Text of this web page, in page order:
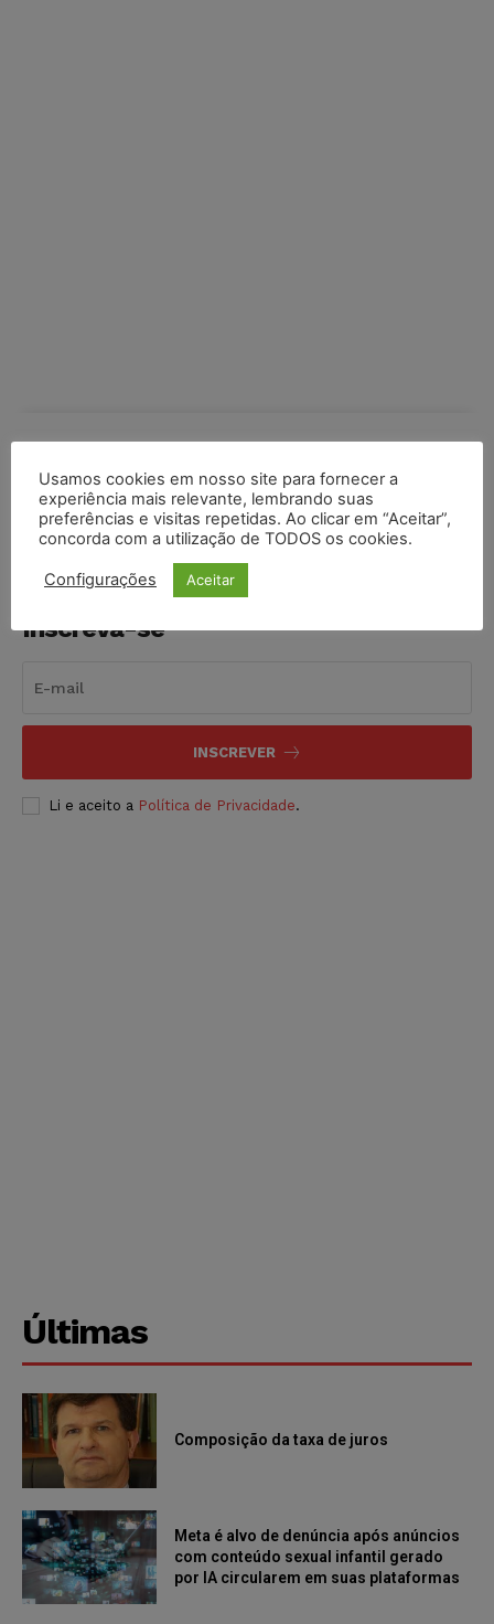
Inscreva-se
INSCREVER
Li e aceito a Política de Privacidade.
Últimas
Composição da taxa de juros
Meta é alvo de denúncia após anúncios
com conteúdo sexual infantil gerado
por IA circularem em suas plataformas
Usamos cookies em nosso site para fornecer a
experiência mais relevante, lembrando suas
preferências e visitas repetidas. Ao clicar em “Aceitar”,
concorda com a utilização de TODOS os cookies.
Configurações Aceitar